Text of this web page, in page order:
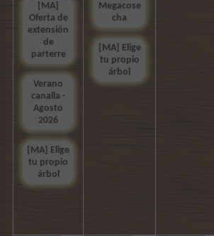
[MA]
Oferta de
extensión
de
parterre
Verano
canalla -
Agosto
2026
[MA] Elige
tu propio
árbol
Megacose
cha
[MA] Elige
tu propio
árbol